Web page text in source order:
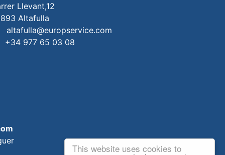
This website uses cookies to
Llevant,12
Altafulla
altafulla@europservice.com
+34 977 65 03 08